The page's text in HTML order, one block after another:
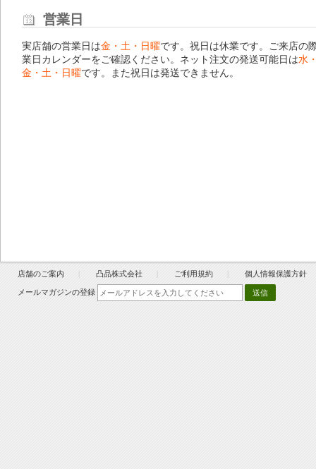
営業日
実店舗の営業日は金・土・日曜です。祝日は休業です。ご来店の
業日カレンダーをご確認ください。ネット注文の発送可能日は水
金・土・日曜です。また祝日は発送できません。
店舗のご案内 凸品株式会社 ご利用規約 個人情報保護方針
メールマガジンの登録 送信